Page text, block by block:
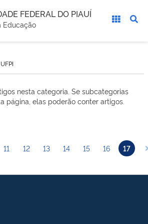
FEDERAL DO PIAUÍ
Educação
nesta categoria. Se subcategorias
página, elas poderão conter artigos.
11 12 13 14 15 16 17